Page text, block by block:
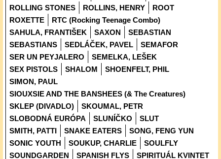
ROLLING STONES
ROLLINS, HENRY
ROOT
ROXETTE
RTC (Rocking Teenage Combo)
SAHULA, FRANTIŠEK
SAXON
SEBASTIAN
SEBASTIANS
SEDLÁČEK, PAVEL
SEMAFOR
SER UN PEYJALERO
SEMELKA, LEŠEK
SEX PISTOLS
SHALOM
SHOENFELT, PHIL
SIMON, PAUL
SIOUXSIE AND THE BANSHEES (& The Creatures)
SKLEP (DIVADLO)
SKOUMAL, PETR
SLOBODNÁ EURÓPA
SLUNÍČKO
SLUT
SMITH, PATTI
SNAKE EATERS
SONG, FENG YUN
SONIC YOUTH
SOUKUP, CHARLIE
SOULFLY
SOUNDGARDEN
SPANISH FLYS SPIRITUÁL KVINTET